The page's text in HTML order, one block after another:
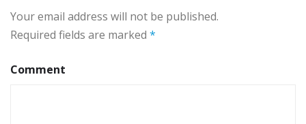
Your email address will not be published.
Required fields are marked *
Comment